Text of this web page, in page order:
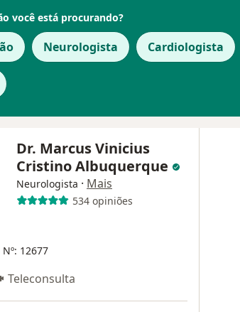
você está procurando?
Neurologista Cardiologista
Dr. Marcus Vinicius
Cristino Albuquerque
Neurologista · Mais
534 opiniões
Nº: 12677
Teleconsulta